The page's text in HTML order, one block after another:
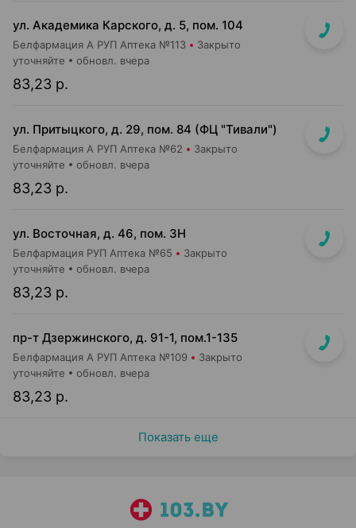
ул. Академика Карского, д. 5, пом. 104
Белфармация А РУП Аптека №113 Закрыто
83,23 р.
уточняйте обновл. вчера
ул. Притыцкого, д. 29, пом. 84 (ФЦ "Тивали")
Белфармация А РУП Аптека №62 Закрыто
83,23 р.
уточняйте обновл. вчера
ул. Восточная, д. 46, пом. 3Н
Белфармация РУП Аптека №65 Закрыто
83,23 р.
уточняйте обновл. вчера
пр-т Дзержинского, д. 91-1, пом.1-135
Белфармация А РУП Аптека №109 Закрыто
83,23 р.
уточняйте обновл. вчера
Показать еще